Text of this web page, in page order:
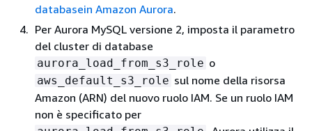
databasein Amazon Aurora.
Per Aurora MySQL versione 2, imposta il parametro
del cluster di database
aurora_load_from_s3_role o
aws_default_s3_role sul nome della risorsa
Amazon (ARN) del nuovo ruolo IAM. Se un ruolo IAM
non è specificato per